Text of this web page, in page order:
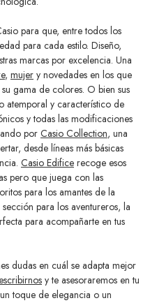
para que, entre todos los
para cada estilo. Diseño,
marcas por excelencia. Una
, mujer y novedades en los que
gama de colores. O bien sus
atemporal y característico de
y todas las modificaciones
por Casio Collection, una
desde líneas más básicas
Casio Edifice recoge esos
pero que juega con las
para los amantes de la
para los aventureros, la
para acompañarte en tus
dudas en cuál se adapta mejor
y te asesoraremos en tu
toque de elegancia o un